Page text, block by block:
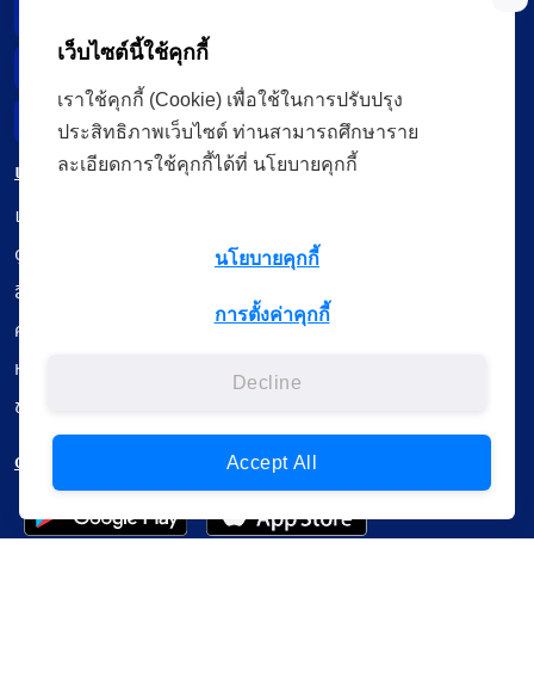
Data Subject Right
Incident Report
เมนู
เรียนออนไลน์
ดูถ่ายทอดสด
สื่อการเรียนรู้
ค้นรายการหนังสือ
หนังสืออิเล็กทรอนิกส์
ข้อมูลผู้ใช้งาน
ดาวน์โหลดใช้งานบนแอปพลิเคชัน
เว็บไซต์นี้ใช้คุกกี้
เราใช้คุกกี้ (Cookie) เพื่อใช้ในการปรับปรุง
ประสิทธิภาพเว็บไซต์ ท่านสามารถศึกษาราย
ละเอียดการใช้คุกกี้ได้ที่ นโยบายคุกกี้
นโยบายคุกกี้
การตั้งค่าคุกกี้
Decline
Accept All